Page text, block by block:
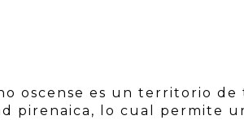
oscense es un territorio
pirenaica, lo cual permite